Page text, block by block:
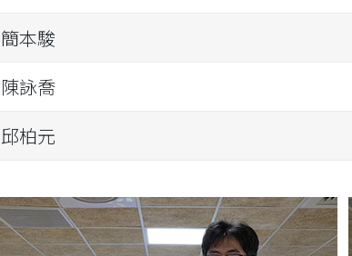
簡本駿
陳詠喬
邱柏元